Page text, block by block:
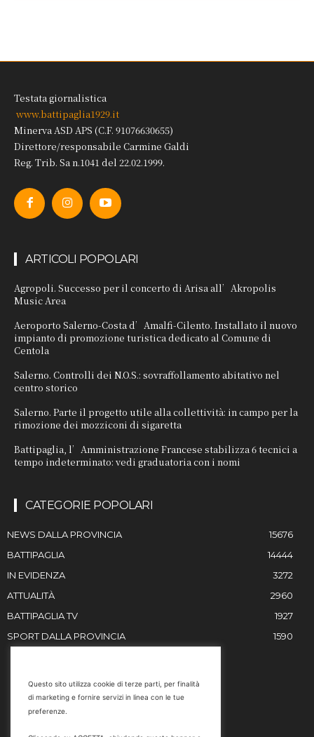
Testata giornalistica
www.battipaglia1929.it
Minerva ASD APS (C.F. 91076630655)
Direttore/responsabile Carmine Galdi
Reg. Trib. Sa n.1041 del 22.02.1999.
ARTICOLI POPOLARI
Agropoli. Successo per il concerto di Arisa all’Akropolis
Music Area
Aeroporto Salerno-Costa d’Amalfi-Cilento. Installato il nuovo
impianto di promozione turistica dedicato al Comune di
Centola
Salerno. Controlli dei N.O.S.: sovraffollamento abitativo nel
centro storico
Salerno. Parte il progetto utile alla collettività: in campo per la
rimozione dei mozziconi di sigaretta
Battipaglia, l’Amministrazione Francese stabilizza 6 tecnici a
tempo indeterminato: vedi graduatoria con i nomi
CATEGORIE POPOLARI
NEWS DALLA PROVINCIA
15676
BATTIPAGLIA
14444
IN EVIDENZA
3272
ATTUALITÀ
2960
BATTIPAGLIA TV
1927
SPORT DALLA PROVINCIA
1590
Email
Questo sito utilizza cookie di terze parti, per finalità
di marketing e fornire servizi in linea con le tue
preferenze.